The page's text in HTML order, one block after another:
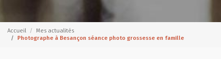
Accueil
Mes actualités
Photographe à Besançon séance photo grossesse en famille